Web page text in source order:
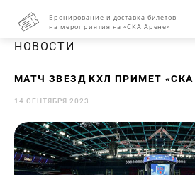
Бронирование и доставка билетов
на мероприятия на «СКА Арене»
НОВОСТИ
МАТЧ ЗВЕЗД КХЛ ПРИМЕТ «СКА
14 СЕНТЯБРЯ 2023